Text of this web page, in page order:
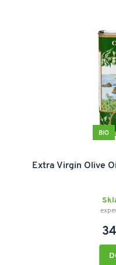
BIO
Extra Virgin Olive